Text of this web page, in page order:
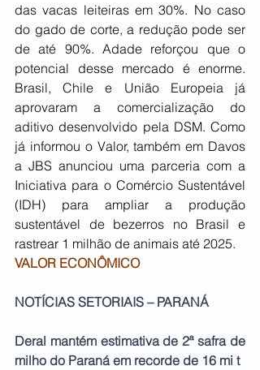
das vacas leiteiras em 30%. No caso
do gado de corte, a redução pode ser
de até 90%. Adade reforçou que o
potencial desse mercado é enorme.
Brasil, Chile e União Europeia já
aprovaram a comercialização do
aditivo desenvolvido pela DSM. Como
já informou o Valor, também em Davos
a JBS anunciou uma parceria com a
Iniciativa para o Comércio Sustentável
(IDH) para ampliar a produção
sustentável de bezerros no Brasil e
rastrear 1 milhão de animais até 2025.
VALOR ECONÔMICO
NOTÍCIAS SETORIAIS – PARANÁ
Deral mantém estimativa de 2ª safra de
milho do Paraná em recorde de 16 mi t